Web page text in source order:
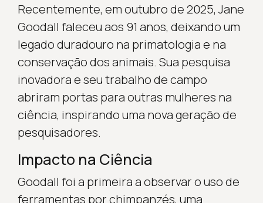
Recentemente, em outubro de 2025, Jane
Goodall faleceu aos 91 anos, deixando um
legado duradouro na primatologia e na
conservação dos animais. Sua pesquisa
inovadora e seu trabalho de campo
abriram portas para outras mulheres na
ciência, inspirando uma nova geração de
pesquisadores.
Impacto na Ciência
Goodall foi a primeira a observar o uso de
ferramentas por chimpanzés, uma